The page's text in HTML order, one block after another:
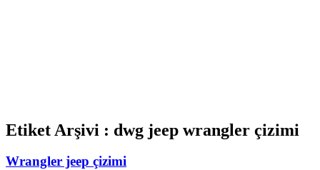
Etiket Arşivi : dwg jeep wrangler çizimi
Wrangler jeep çizimi